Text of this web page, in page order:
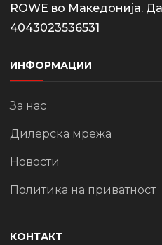
ROWE во Македонија.
4043023536531
ИНФОРМАЦИИ
За нас
Дилерска мрежа
Новости
Политика на приватност
КОНТАКТ